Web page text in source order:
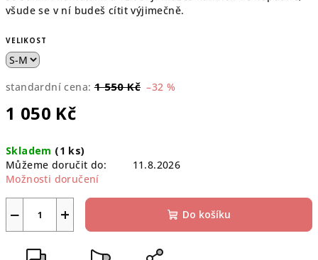
všude se v ní budeš cítit výjimečně.
VELIKOST
standardní cena: 1 550 Kč –32 %
1 050 Kč
cena:
Skladem (1 ks)
Můžeme doručit do:
11.8.2026
Možnosti doručení
+
− Do košíku